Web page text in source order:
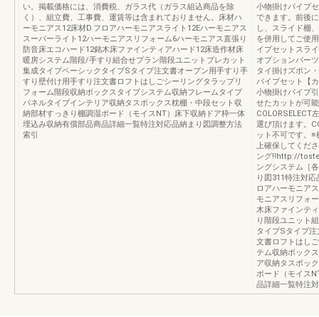
い。掲載価格には、消費税、ガラス代（ガラス組込商品を除
く）、組立費、工事費、運賃等は含まれておりません。床材ハ
ーモニアス12床材D.フロアハーモニアスライト12Eハーモニアス
スーパーライト12ハーモニアスリフォーム6ハーモニアス直張り
防音床エコハード12銘木床ファインティアハード12床造作材床
暖房システム階段/手すり組合せプラン階段ユニットプレカット
集成タイプベーシックタイプSタイプ注文書オープン用手すり手
すり壁付け用手すり注文書ロフトはしごシーリングタラップリ
フォーム階段収納ボックスタイプシステム収納フレームタイプ
パネルタイプインテリア収納タスボックス枕棚・中段セット収
納部材すっきり棚調湿ボード（モイスNT）床下収納ドア枠一体
埋込み収納有償部品商品詳細一覧特注対応品納まり図調整方法
索引
小物掛けパイプ
できます。前後
し、スライド棚
を併用してご使
イプセットスラ
オプションパー
タイ掛けズボン
パイプセット【
小物掛けパイプ
せたカットが可
COLORSELECT
選び頂けます。
ット不可です。
上確保してくだ
ング!!http://
ングシステム［
り図311特注対
ロアハーモニア
モニアスリフォ
木床ファインテ
り階段ユニット
タイプSタイプ
文書ロフトはし
テム収納ボック
ア収納タスボッ
ボード（モイス
品詳細一覧特注